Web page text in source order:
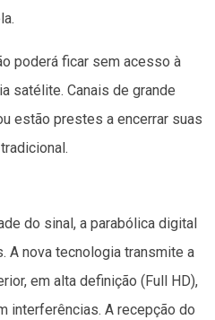
poderá ficar sem acesso à
satélite. Canais de grande
estão prestes a encerrar suas
do sinal, a parabólica digital
nova tecnologia transmite a
em alta definição (Full HD),
interferências. A recepção do